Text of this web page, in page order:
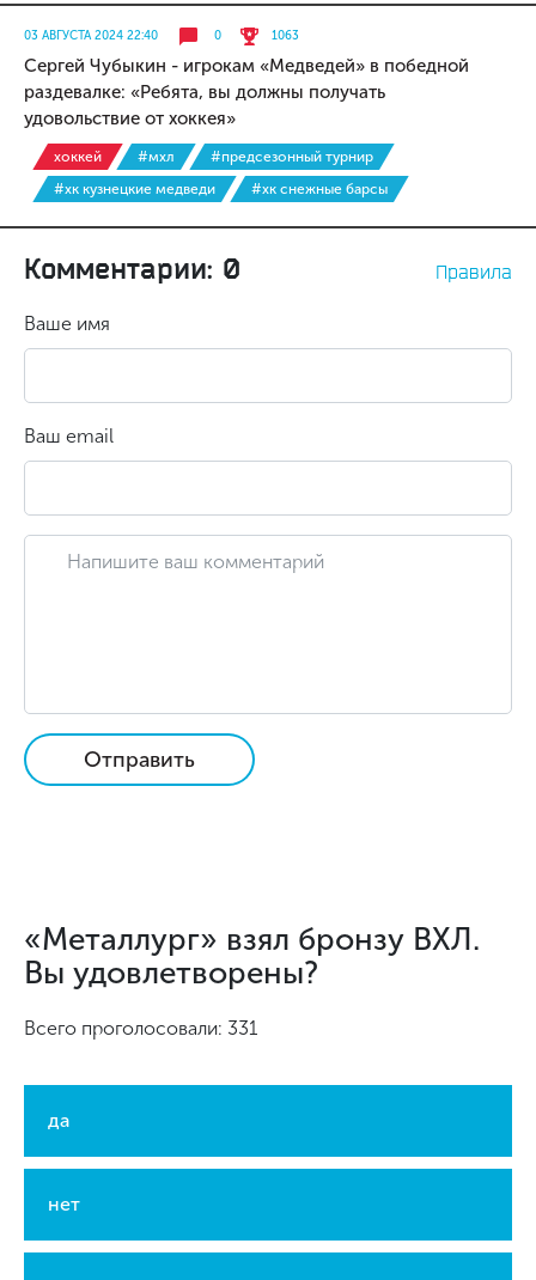
03 АВГУСТА 2024 22:40 0 1063
Сергей Чубыкин - игрокам «Медведей» в победной
раздевалке: «Ребята, вы должны получать
удовольствие от хоккея»
хоккей #мхл
#предсезонный турнир
#хк кузнецкие медведи
#хк снежные барсы
Комментарии: 0 Правила
Ваше имя
Ваш email
Отправить
«Металлург» взял бронзу ВХЛ.
Вы удовлетворены?
Всего проголосовали: 331
да
нет